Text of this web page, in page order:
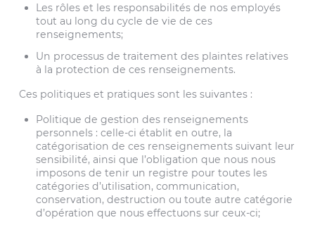
Les rôles et les responsabilités de nos employés
tout au long du cycle de vie de ces
renseignements;
Un processus de traitement des plaintes relatives
à la protection de ces renseignements.
Ces politiques et pratiques sont les suivantes :
Politique de gestion des renseignements
personnels : celle-ci établit en outre, la
catégorisation de ces renseignements suivant leur
sensibilité, ainsi que l’obligation que nous nous
imposons de tenir un registre pour toutes les
catégories d’utilisation, communication,
conservation, destruction ou toute autre catégorie
d’opération que nous effectuons sur ceux-ci;